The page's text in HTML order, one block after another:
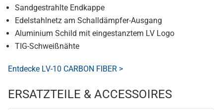
Sandgestrahlte Endkappe
Edelstahlnetz am Schalldämpfer-Ausgang
Aluminium Schild mit eingestanztem LV Logo
TIG-Schweißnähte
Entdecke LV-10 CARBON FIBER >
ERSATZTEILE & ACCESSOIRES